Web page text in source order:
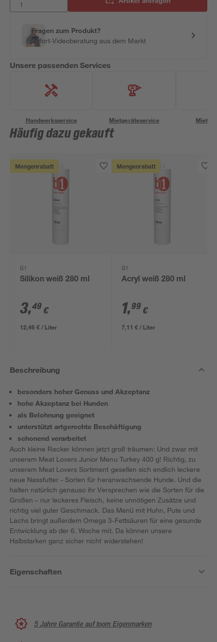
Fragen zum Produkt?
Sofort-Videoberatung aus dem Markt
Unsere passenden Services
Handwerksservice Mietgeräteservice
Häufig dazu gekauft
Mengenrabatt
B1
Silikon weiß 280 ml
3,49 €
12,46 € / Liter
Mengenrabatt
B1
Acryl weiß 280 ml
1,99 €
7,11 € / Liter
Beschreibung
besonders hoher Genuss und Akzeptanz
hohe Akzeptanz bei Hunden
als Belohnung geeignet
unterstützt artgerechte Beschäftigung
schonend verarbeitet
Auch kleine Racker können jetzt groß träumen: Und zwar mit
unserem Meat Lovers Junior Menu Turkey 400 g! Richtig, zu
unserem Meat Lovers Sortiment gesellen sich endlich leckere
neue Nassfutter - Sorten für heranwachsende Hunde. Und die
halten natürlich genauso ihr Versprechen wie die Sorten für die
Großen – nur leckeres Fleisch, keine unnötigen Zusätze und
richtig viel guter Geschmack. Das Menü mit Huhn, Pute und
Lachs bringt außerdem Omega 3-Fettsäuren für eine gesunde
Entwicklung ab der 6. Woche mit. Da können unsere
Halbstarken ganz sicher nicht widerstehen!
Eigenschaften
5 Jahre Garantie auf toom Eigenmarken